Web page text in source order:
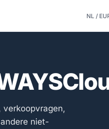
NL /
verkoopvragen,
niet-